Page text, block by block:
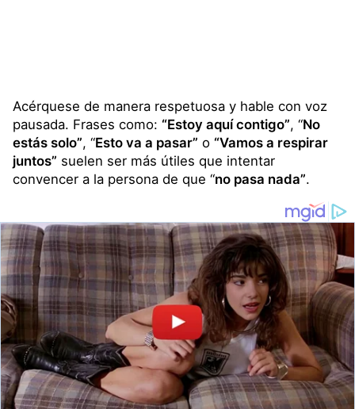
Acérquese de manera respetuosa y hable con voz
pausada. Frases como: “Estoy aquí contigo”, “No
estás solo”, “Esto va a pasar” o “Vamos a respirar
juntos” suelen ser más útiles que intentar
convencer a la persona de que “no pasa nada”.